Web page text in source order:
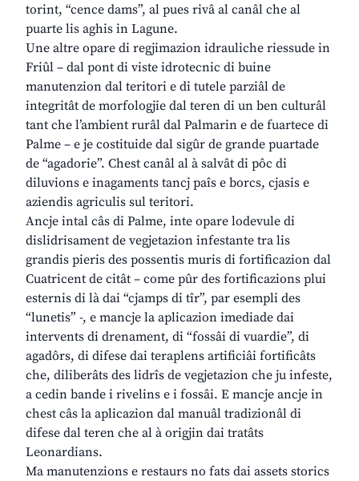
torint, “cence dams”, al pues rivâ al canâl che al
puarte lis aghis in Lagune.
Une altre opare di regjimazion idrauliche riessude in
Friûl – dal pont di viste idrotecnic di buine
manutenzion dal teritori e di tutele parziâl de
integritât de morfologjie dal teren di un ben culturâl
tant che l’ambient rurâl dal Palmarin e de fuartece di
Palme – e je costituide dal sigûr de grande puartade
de “agadorie”. Chest canâl al à salvât di pôc di
diluvions e inagaments tancj paîs e borcs, cjasis e
aziendis agriculis sul teritori.
Ancje intal câs di Palme, inte opare lodevule di
dislidrisament de vegjetazion infestante tra lis
grandis pieris des possentis muris di fortificazion dal
Cuatricent de citât – come pûr des fortificazions plui
esternis di là dai “cjamps di tîr”, par esempli des
“lunetis” -, e mancje la aplicazion imediade dai
intervents di drenament, di “fossâi di vuardie”, di
agadôrs, di difese dai teraplens artificiâi fortificâts
che, diliberâts des lidrîs de vegjetazion che ju infeste,
a cedin bande i rivelins e i fossâi. E mancje ancje in
chest câs la aplicazion dal manuâl tradizionâl di
difese dal teren che al à origjin dai tratâts
Leonardians.
Ma manutenzions e restaurs no fats dai assets storics